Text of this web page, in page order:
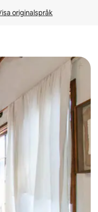
originalspråk
eller svepa.